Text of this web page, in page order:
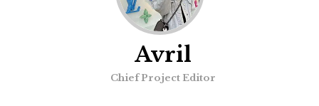
Avril
Chief Project Editor